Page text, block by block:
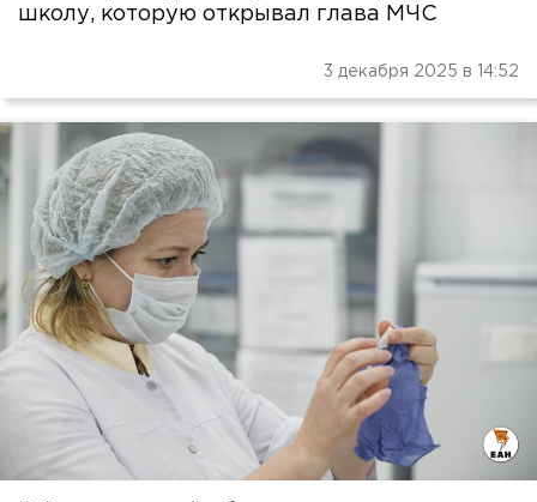
школу, которую открывал глава МЧС
3 декабря 2025 в 14:52